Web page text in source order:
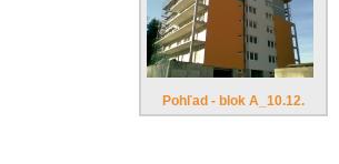
Pohľad - blok A_10.12.